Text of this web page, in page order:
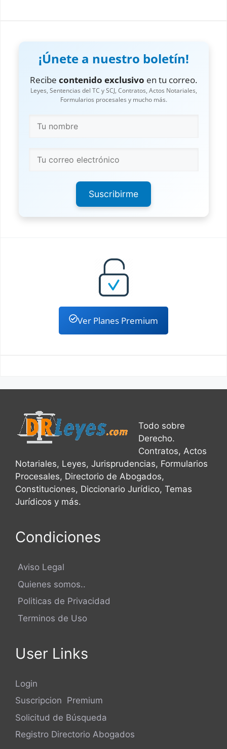
¡Únete a nuestro boletín!
Recibe contenido exclusivo en tu correo.
Leyes, Sentencias del TC y SCJ, Contratos, Actos Notariales,
Formularios procesales y mucho más.
Suscribirme
Ver Planes Premium
Todo sobre
Derecho.
Contratos, Actos
Notariales, Leyes, Jurisprudencias, Formularios
Procesales, Directorio de Abogados,
Constituciones, Diccionario Jurídico, Temas
Jurídicos y más.
Condiciones
Aviso Legal
Quienes somos..
Politicas de Privacidad
Terminos de Uso
User Links
Login
Suscripcion Premium
Solicitud de Búsqueda
Registro Directorio Abogados